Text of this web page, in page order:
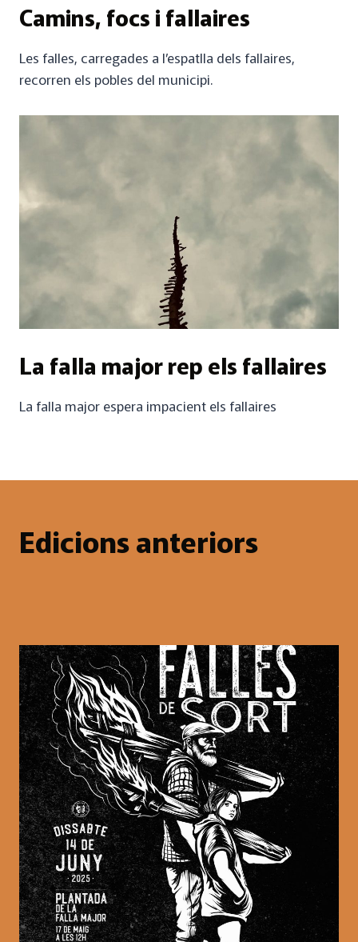
Camins, focs i fallaires
Les falles, carregades a l’espatlla dels fallaires,
recorren els pobles del municipi.
La falla major rep els fallaires
La falla major espera impacient els fallaires
Edicions anteriors